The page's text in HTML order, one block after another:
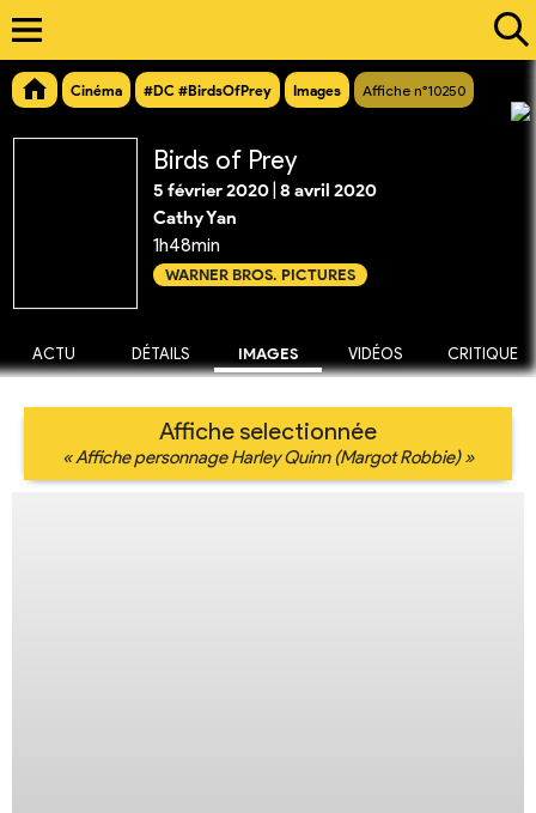
Cinéma #DC #BirdsOfPrey Images Affiche n°10250
Birds of Prey
5 février 2020 8 avril 2020
Cathy Yan
1h48min
WARNER BROS. PICTURES
ACTU DÉTAILS IMAGES VIDÉOS CRITIQUE
Affiche selectionnée
« Affiche personnage Harley Quinn (Margot Robbie) »